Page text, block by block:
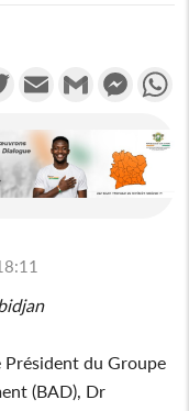
TwitterEmail Gmail
Président du Groupe
(BAD), Dr